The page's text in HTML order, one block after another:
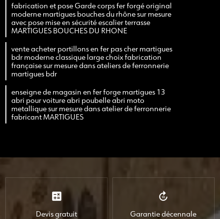
fabrication et pose Garde corps fer forgé original
moderne martigues bouches du rhône sur mesure
avec pose mise en sécurité escalier terrasse
MARTIGUES BOUCHES DU RHONE
vente acheter portillons en fer pas cher martigues
bdr moderne classique large choix fabrication
française sur mesure dans ateliers de ferronnerie
martigues bdr
enseigne de magasin en fer forge martigues 13
abri pour voiture abri poubelle abri moto
metallique sur mesure dans atelier de ferronnerie
fabricant MARTIGUES
calculate
Devis gratuit
forward_10
Garantie décennale